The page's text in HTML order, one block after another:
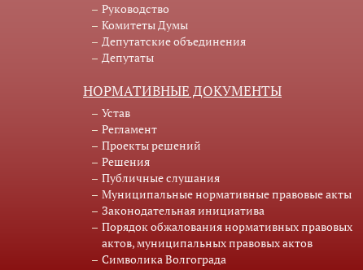
Руководство
Комитеты Думы
Депутатские объединения
Депутаты
НОРМАТИВНЫЕ ДОКУМЕНТЫ
Устав
Регламент
Проекты решений
Решения
Публичные слушания
Муниципальные нормативные правовые акты
Законодательная инициатива
Порядок обжалования нормативных правовых
актов, муниципальных правовых актов
Символика Волгограда